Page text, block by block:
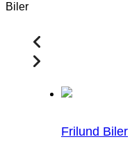
Biler
Frilund Biler